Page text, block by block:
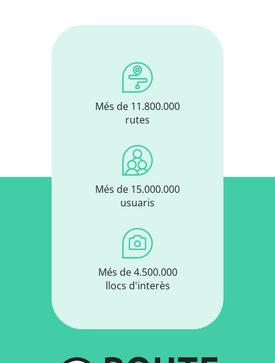
Més de 11.800.000
rutes
Més de 15.000.000
usuaris
Més de 4.500.000
llocs d'interès